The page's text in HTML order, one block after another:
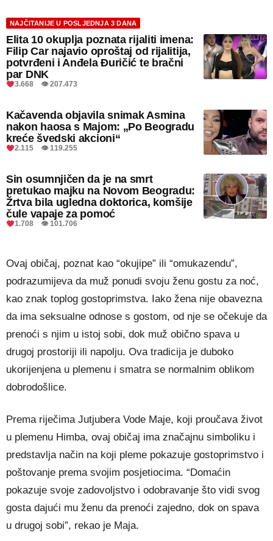
NAJČITANIJE U POSLJEDNJA 3 DANA
Elita 10 okuplja poznata rijaliti imena:
Filip Car najavio oproštaj od rijalitija,
potvrđeni i Anđela Đuričić te bračni
par DNK
3.668 👁 207.473
Kačavenda objavila snimak Asmina
nakon haosa s Majom: „Po Beogradu
kreće švedski akcioni“
2.115 👁 119.255
Sin osumnjičen da je na smrt
pretukao majku na Novom Beogradu:
Žrtva bila ugledna doktorica, komšije
čule vapaje za pomoć
1.708 👁 101.706
Ovaj običaj, poznat kao “okujipe” ili “omukazendu”,
podrazumijeva da muž ponudi svoju ženu gostu za noć,
kao znak toplog gostoprimstva. Iako žena nije obavezna
da ima seksualne odnose s gostom, od nje se očekuje da
prenoći s njim u istoj sobi, dok muž obično spava u
drugoj prostoriji ili napolju. Ova tradicija je duboko
ukorijenjena u plemenu i smatra se normalnim oblikom
dobrodošlice.
Prema riječima Jutjubera Vode Maje, koji proučava život
u plemenu Himba, ovaj običaj ima značajnu simboliku i
predstavlja način na koji pleme pokazuje gostoprimstvo i
poštovanje prema svojim posjetiocima. “Domaćin
pokazuje svoje zadovoljstvo i odobravanje što vidi svog
gosta dajući mu ženu da prenoći zajedno, dok on spava
u drugoj sobi”, rekao je Maja.